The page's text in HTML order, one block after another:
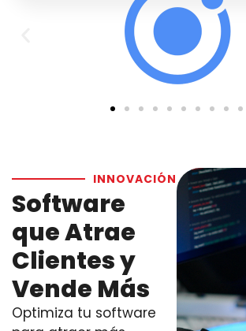
INNOVACIÓN
Software
que Atrae
Clientes y
Vende Más
Optimiza tu software